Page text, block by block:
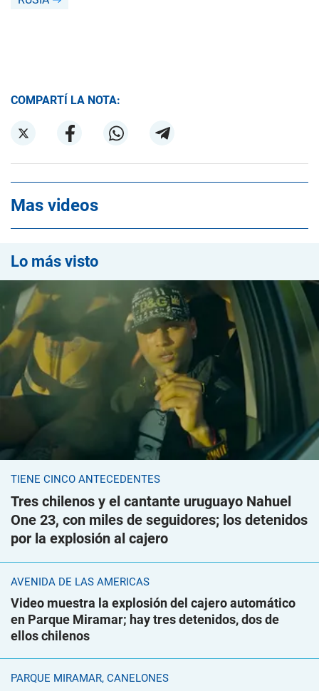
COMPARTÍ LA NOTA:
Mas videos
Lo más visto
TIENE CINCO ANTECEDENTES
Tres chilenos y el cantante uruguayo Nahuel
One 23, con miles de seguidores; los detenidos
por la explosión al cajero
AVENIDA DE LAS AMÉRICAS
Video muestra la explosión del cajero automático
en Parque Miramar; hay tres detenidos, dos de
ellos chilenos
PARQUE MIRAMAR, CANELONES